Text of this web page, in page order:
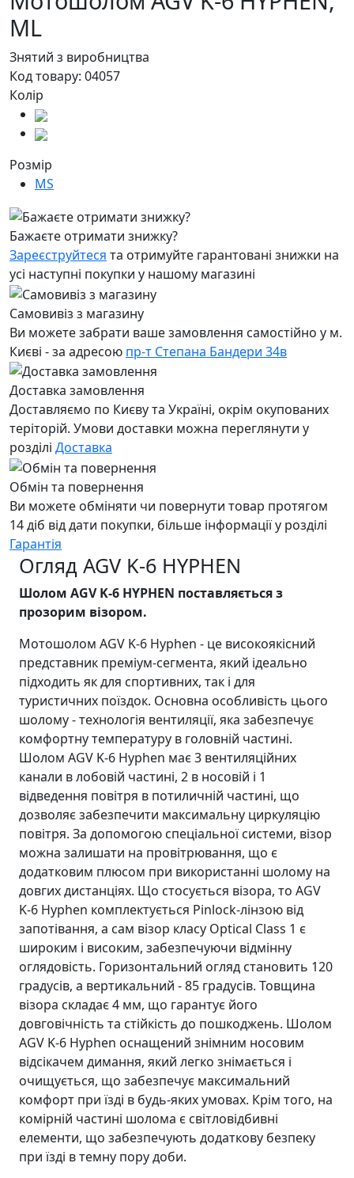
ML
Знятий з виробництва
Код товару: 04057
Колір
Розмір
MS
Бажаєте отримати знижку?
Зареєструйтеся та отримуйте гарантовані знижки на
усі наступні покупки у нашому магазині
Самовивіз з магазину
Ви можете забрати ваше замовлення самостійно у м.
Києві - за адресою пр-т Степана Бандери 34в
Доставка замовлення
Доставляємо по Києву та Україні, окрім окупованих
теріторій. Умови доставки можна переглянути у
розділі Доставка
Обмін та повернення
Ви можете обміняти чи повернути товар протягом
14 діб від дати покупки, більше інформації у розділі
Гарантія
Огляд AGV K-6 HYPHEN
Шолом AGV K-6 HYPHEN поставляється з
прозорим візором.
Мотошолом AGV K-6 Hyphen - це високоякісний
представник преміум-сегмента, який ідеально
підходить як для спортивних, так і для
туристичних поїздок. Основна особливість цього
шолому - технологія вентиляції, яка забезпечує
комфортну температуру в головній частині.
Шолом AGV K-6 Hyphen має 3 вентиляційних
канали в лобовій частині, 2 в носовій і 1
відведення повітря в потиличній частині, що
дозволяє забезпечити максимальну циркуляцію
повітря. За допомогою спеціальної системи, візор
можна залишати на провітрювання, що є
додатковим плюсом при використанні шолому на
довгих дистанціях. Що стосується візора, то AGV
K-6 Hyphen комплектується Pinlock-лінзою від
запотівання, а сам візор класу Optical Class 1 є
широким і високим, забезпечуючи відмінну
оглядовість. Горизонтальний огляд становить 120
градусів, а вертикальний - 85 градусів. Товщина
візора складає 4 мм, що гарантує його
довговічність та стійкість до пошкоджень. Шолом
AGV K-6 Hyphen оснащений знімним носовим
відсікачем димання, який легко знімається і
очищується, що забезпечує максимальний
комфорт при їзді в будь-яких умовах. Крім того, на
комірній частині шолома є світловідбивні
елементи, що забезпечують додаткову безпеку
при їзді в темну пору доби.